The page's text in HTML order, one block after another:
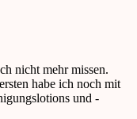
nicht mehr missen.
habe ich noch mit
und -